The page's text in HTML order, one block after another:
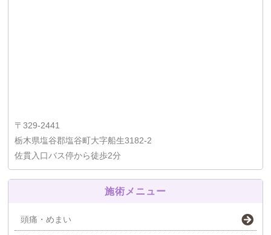
〒329-2441
栃木県塩谷郡塩谷町大字船生3182-2
佐貫入口バス停から徒歩2分
施術メニュー
頭痛・めまい